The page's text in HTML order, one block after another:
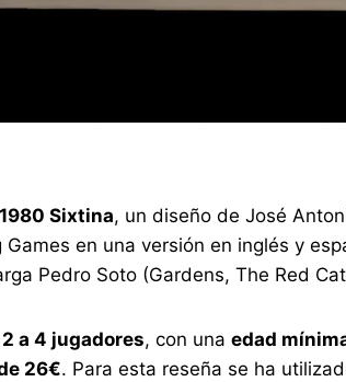
1980 Sixtina, un diseño de José
en una versión en inglés y
Pedro Soto (Gardens, The Red
a 4 jugadores, con unaedad
26€. Para esta reseña se ha